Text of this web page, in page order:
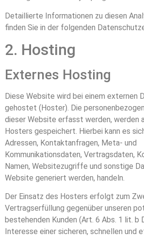
Detaillierte Informationen zu diesen
finden Sie in der folgenden
2. Hosting
Externes Hosting
Diese Website wird bei einem externen
gehostet (Hoster). Die
dieser Website erfasst werden, werden
Hosters gespeichert. Hierbei kann es
Adressen, Kontaktanfragen, Meta- und
Kommunikationsdaten, Vertragsdaten,
Namen, Websitezugriffe und sonstige
Website generiert werden, handeln.
Der Einsatz des Hosters erfolgt zum
Vertragserfüllung gegenüber unseren
bestehenden Kunden (Art. 6 Abs. 1 lit. b
Interesse einer sicheren, schnellen und